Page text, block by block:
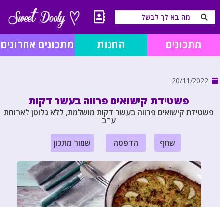
מתכונים החנות מתכונים אחרונים
20/11/2022
פשטידת קישואים פרווה בעשר דקות
פשטידת קישואים פרווה בעשר דקות מושלמת, ללא גלוטן לארוחת
ערב
שתף הדפסה שמור מתכון